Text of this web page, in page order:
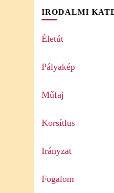
IRODALMI
Életút
Pályakép
Műfaj
Korsítlus
Irányzat
Fogalom